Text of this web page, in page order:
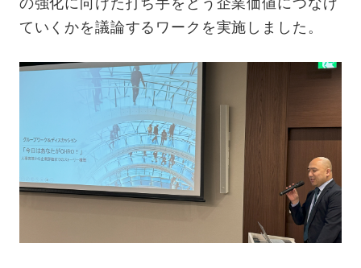
ていくかを議論するワークを実施しました。